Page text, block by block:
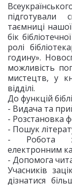
підготували
таємниці
бік
ролі
годину».
можливість
мистецтв, у
відділі.
До функцій
- Видача та
- Розстановка
- Пошук
- Робота з
електронним
- Допомога
Учасників
дізнатися